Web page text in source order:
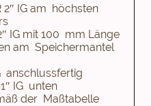
2″ IG am höchsten
IG mit 100 mm Länge
am Speichermantel
anschlussfertig
IG unten
der Maßtabelle